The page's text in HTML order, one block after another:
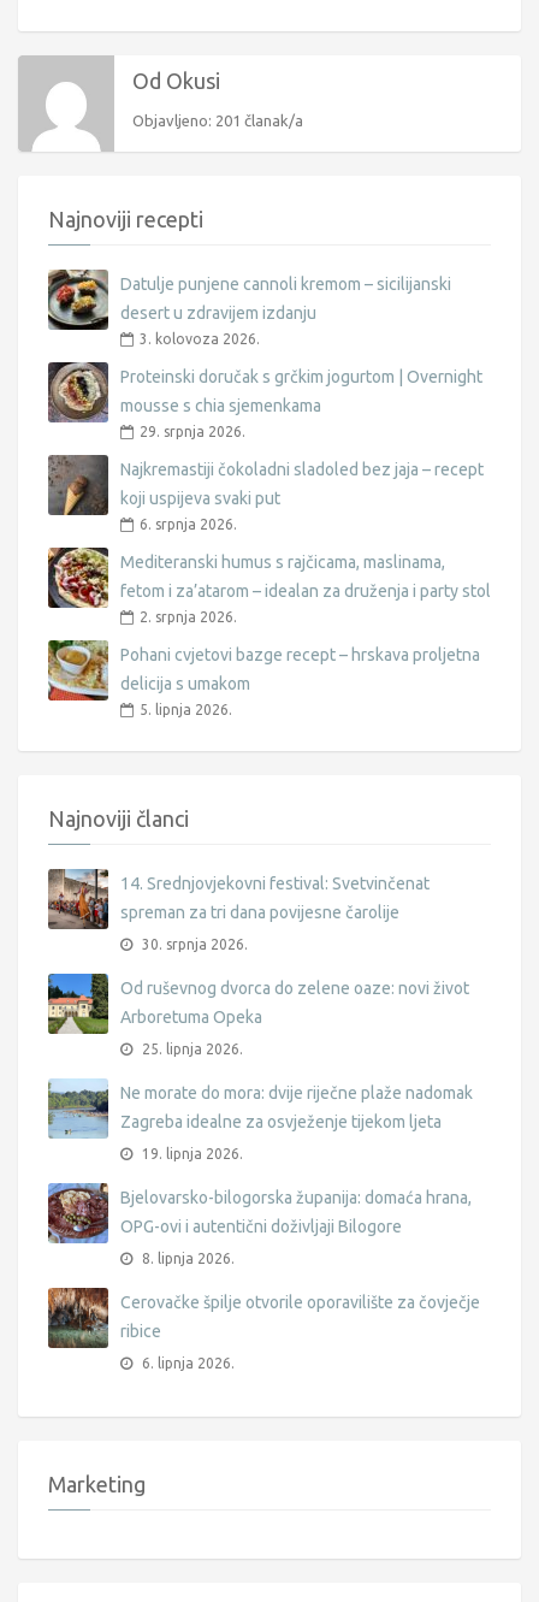
Od Okusi
Objavljeno: 201 članak/a
Najnoviji recepti
Datulje punjene cannoli kremom – sicilijanski
desert u zdravijem izdanju
3. kolovoza 2026.
Proteinski doručak s grčkim jogurtom | Overnight
mousse s chia sjemenkama
29. srpnja 2026.
Najkremastiji čokoladni sladoled bez jaja – recept
koji uspijeva svaki put
6. srpnja 2026.
Mediteranski humus s rajčicama, maslinama,
fetom i za’atarom – idealan za druženja i party stol
2. srpnja 2026.
Pohani cvjetovi bazge recept – hrskava proljetna
delicija s umakom
5. lipnja 2026.
Najnoviji članci
14. Srednjovjekovni festival: Svetvinčenat
spreman za tri dana povijesne čarolije
30. srpnja 2026.
Od ruševnog dvorca do zelene oaze: novi život
Arboretuma Opeka
25. lipnja 2026.
Ne morate do mora: dvije riječne plaže nadomak
Zagreba idealne za osvježenje tijekom ljeta
19. lipnja 2026.
Bjelovarsko-bilogorska županija: domaća hrana,
OPG-ovi i autentični doživljaji Bilogore
8. lipnja 2026.
Cerovačke špilje otvorile oporavilište za čovječje
ribice
6. lipnja 2026.
Marketing